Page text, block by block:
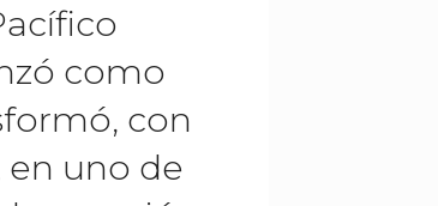
como
con
en uno de